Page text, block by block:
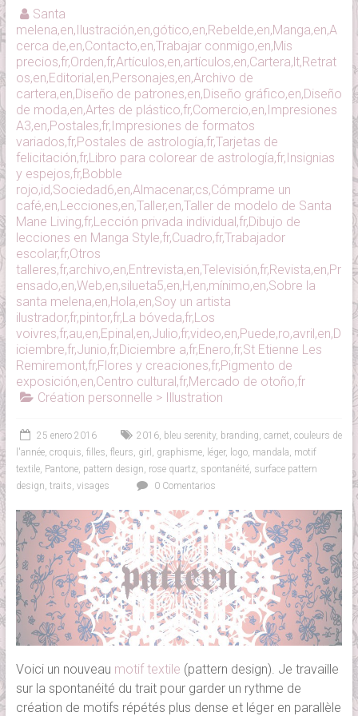
Santa
melena,en,Ilustración,en,gótico,en,Rebelde,en,Manga,en,A
cerca de,en,Contacto,en,Trabajar conmigo,en,Mis
precios,fr,Orden,fr,Artículos,en,artículos,en,Cartera,lt,Retrat
os,en,Editorial,en,Personajes,en,Archivo de
cartera,en,Diseño de patrones,en,Diseño gráfico,en,Diseño
de moda,en,Artes de plástico,fr,Comercio,en,Impresiones
A3,en,Postales,fr,Impresiones de formatos
variados,fr,Postales de astrología,fr,Tarjetas de
felicitación,fr,Libro para colorear de astrología,fr,Insignias
y espejos,fr,Bobble
rojo,id,Sociedad6,en,Almacenar,cs,Cómprame un
café,en,Lecciones,en,Taller,en,Taller de modelo de Santa
Mane Living,fr,Lección privada individual,fr,Dibujo de
lecciones en Manga Style,fr,Cuadro,fr,Trabajador
escolar,fr,Otros
talleres,fr,archivo,en,Entrevista,en,Televisión,fr,Revista,en,Pr
ensado,en,Web,en,silueta5,en,H,en,mínimo,en,Sobre la
santa melena,en,Hola,en,Soy un artista
ilustrador,fr,pintor,fr,La bóveda,fr,Los
voivres,fr,au,en,Epinal,en,Julio,fr,video,en,Puede,ro,avril,en,D
iciembre,fr,Junio,fr,Diciembre a,fr,Enero,fr,St Etienne Les
Remiremont,fr,Flores y creaciones,fr,Pigmento de
exposición,en,Centro cultural,fr,Mercado de otoño,fr
Création personnelle > Illustration
25 enero 2016 2016, bleu serenity, branding, carnet, couleurs de
l'année, croquis, filles, fleurs, girl , graphisme, léger, logo, mandala, motif
textile, Pantone, pattern design, rose quartz, spontanéité, surface pattern
design, traits, visages 0 Comentarios
Voici un nouveau motif textile (pattern design). Je travaille
sur la spontanéité du trait pour garder un rythme de
création de motifs répétés plus dense et léger en parallèle